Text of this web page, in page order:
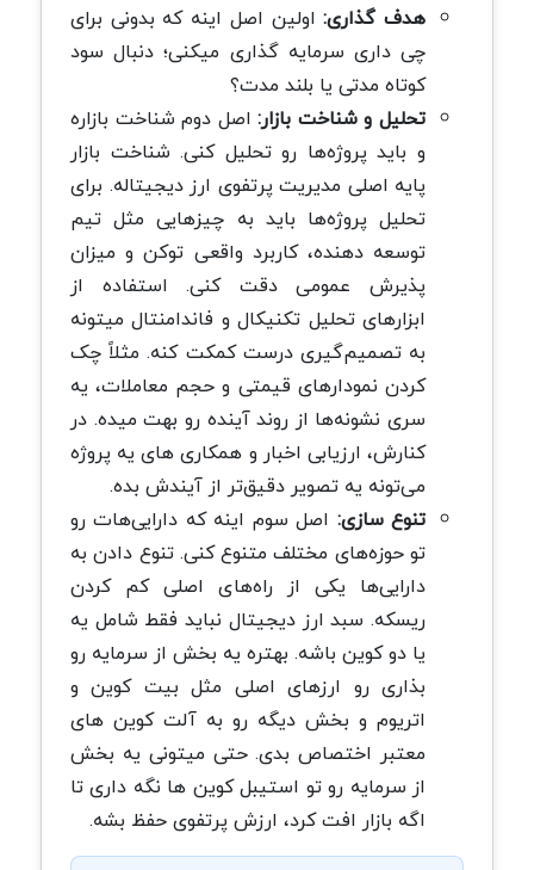
هدف گذاری:اولین اصل اینه که بدونی برای
چی داری سرمایه گذاری میکنی؛ دنبال سود
کوتاه مدتی یا بلند مدت؟
تحلیل و شناخت بازار:اصل دوم شناخت بازاره
و باید پروژه‌ها رو تحلیل کنی. شناخت بازار
پایه اصلی مدیریت پرتفوی ارز دیجیتاله. برای
تحلیل پروژه‌ها باید به چیزهایی مثل تیم
توسعه دهنده، کاربرد واقعی توکن و میزان
پذیرش عمومی دقت کنی. استفاده از
ابزارهای تحلیل تکنیکال و فاندامنتال میتونه
به تصمیم‌گیری درست کمکت کنه. مثلاً چک
کردن نمودارهای قیمتی و حجم معاملات، یه
سری نشونه‌ها از روند آینده رو بهت میده. در
کنارش، ارزیابی اخبار و همکاری های یه پروژه
می‌تونه یه تصویر دقیق‌تر از آیندش بده.
تنوع سازی: اصل سوم اینه که دارایی‌هات رو
تو حوزه‌های مختلف متنوع کنی. تنوع دادن به
دارایی‌ها یکی از راه‌های اصلی کم کردن
ریسکه. سبد ارز دیجیتال نباید فقط شامل یه
یا دو کوین باشه. بهتره یه بخش از سرمایه رو
بذاری رو ارزهای اصلی مثل بیت کوین و
اتریوم و بخش دیگه رو به آلت کوین های
معتبر اختصاص بدی. حتی میتونی یه بخش
از سرمایه رو تو استیبل کوین ها نگه داری تا
اگه بازار افت کرد، ارزش پرتفوی حفظ بشه.